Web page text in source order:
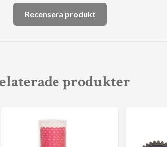
Recensera produkt
produkter